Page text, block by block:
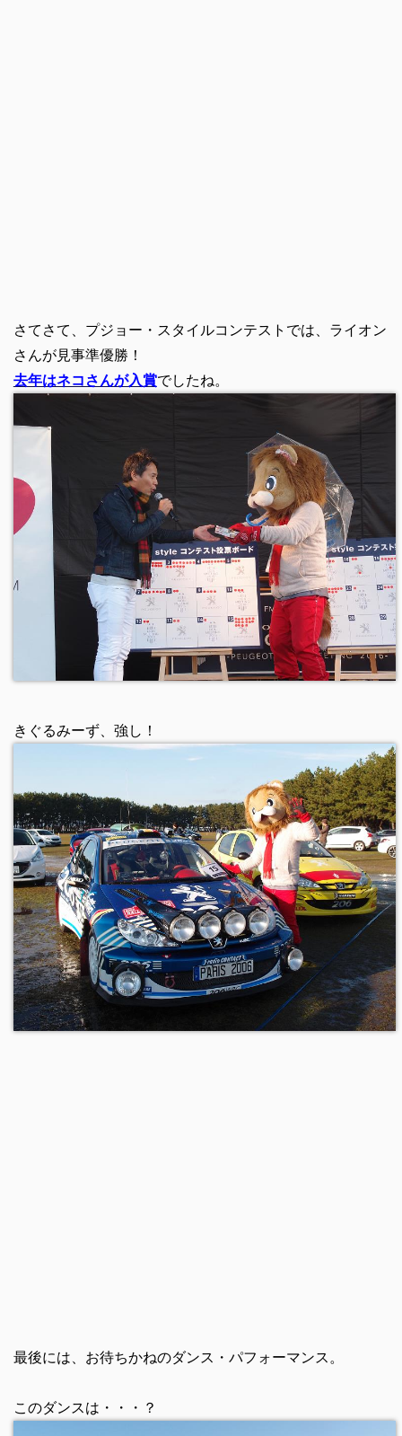
さてさて、プジョー・スタイルコンテストでは、ライオン
さんが見事準優勝！
去年はネコさんが入賞でしたね。
きぐるみーず、強し！
最後には、お待ちかねのダンス・パフォーマンス。
このダンスは・・・？